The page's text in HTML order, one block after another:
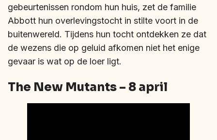
gebeurtenissen rondom hun huis, zet de familie
Abbott hun overlevingstocht in stilte voort in de
buitenwereld. Tijdens hun tocht ontdekken ze dat
de wezens die op geluid afkomen niet het enige
gevaar is wat op de loer ligt.
The New Mutants – 8 april